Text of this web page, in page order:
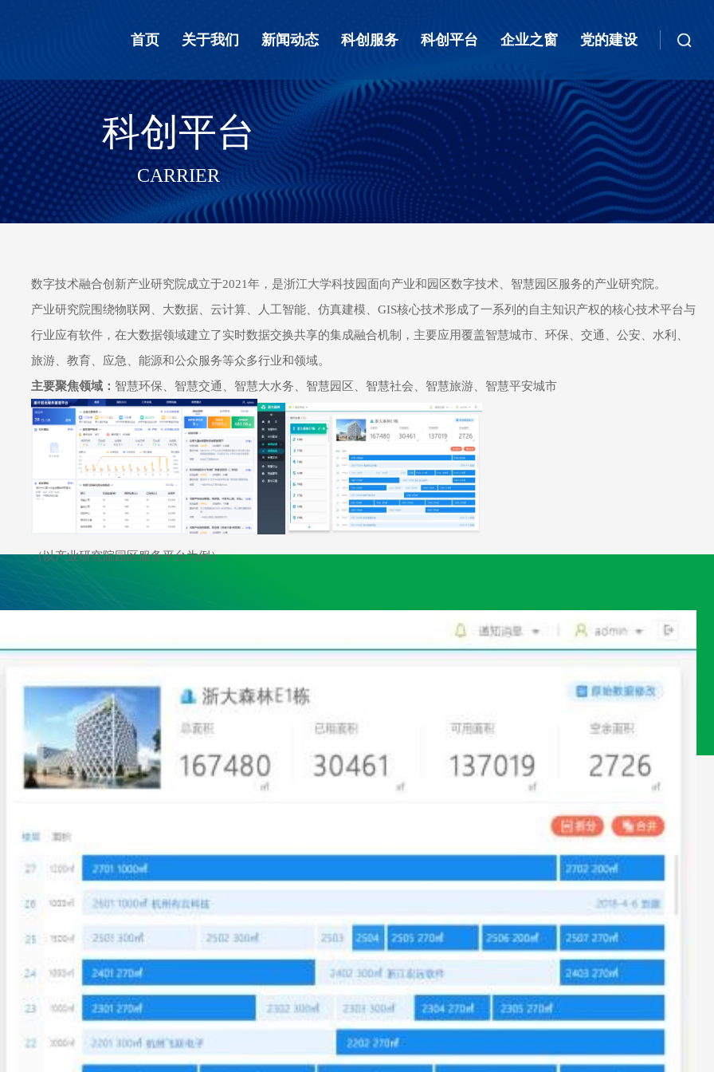
首页 关于我们 新闻动态 科创服务 科创平台 企业之窗 党的建设
科创平台
CARRIER
数字技术融合创新产业研究院成立于2021年，是浙江大学科技园面向产业和园区数字技术、智慧园区服务的产业研究院。
产业研究院围绕物联网、大数据、云计算、人工智能、仿真建模、 GIS核心技术形成了一系列的自主知识产权的核心技术平台与
行业应有软件，在大数据领域建立了实时数据交换共享的集成融合机制，主要应用覆盖智慧城市、环保、交通、公安、水利、
旅游、教育、应急、能源和公众服务等众多行业和领域。
主要聚焦领域： 智慧环保、智慧交通、智慧大水务、智慧园区、智慧社会、智慧旅游、智慧平安城市
（以产业研究院园区服务平台为例）